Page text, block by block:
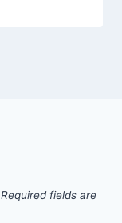
Required fields are